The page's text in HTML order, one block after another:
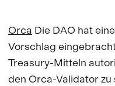
Orca Die DAO hat
Vorschlag
Treasury-Mitteln
den Orca-Validator zu